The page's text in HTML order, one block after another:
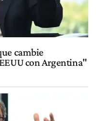
cambie
con Argentina"